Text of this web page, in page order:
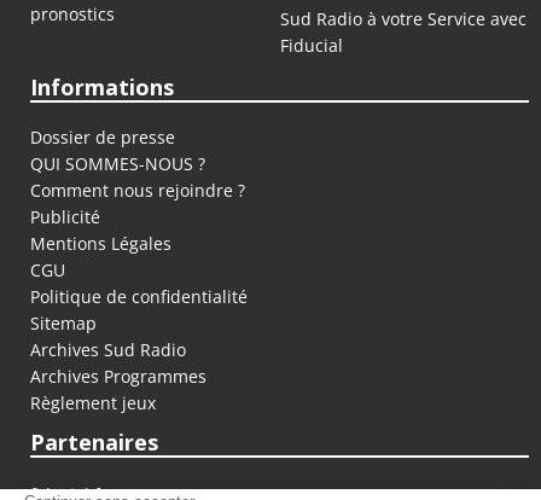
pronostics
Sud Radio à votre Service avec
Fiducial
Informations
Dossier de presse
QUI SOMMES-NOUS ?
Comment nous rejoindre ?
Publicité
Mentions Légales
CGU
Politique de confidentialité
Sitemap
Archives Sud Radio
Archives Programmes
Règlement jeux
Partenaires
fiducial.fr